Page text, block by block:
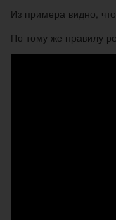
Из примера видно,
По тому же правилу